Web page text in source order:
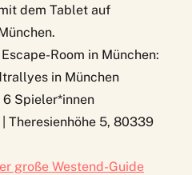
dem Tablet auf
Room in München:
in München
Spieler*innen
Theresienhöhe 5, 80339
große Westend-Guide